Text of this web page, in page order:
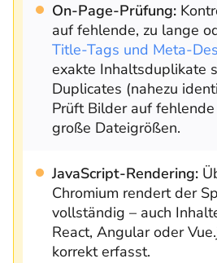
On-Page-Prüfung:
auf fehlende, zu lange
Title-Tags und Meta-
exakte Inhaltsduplikate
Duplicates (nahezu
Prüft Bilder auf
große Dateigrößen.
JavaScript-Rendering:
Chromium rendert der
vollständig – auch
React, Angular oder
korrekt erfasst.